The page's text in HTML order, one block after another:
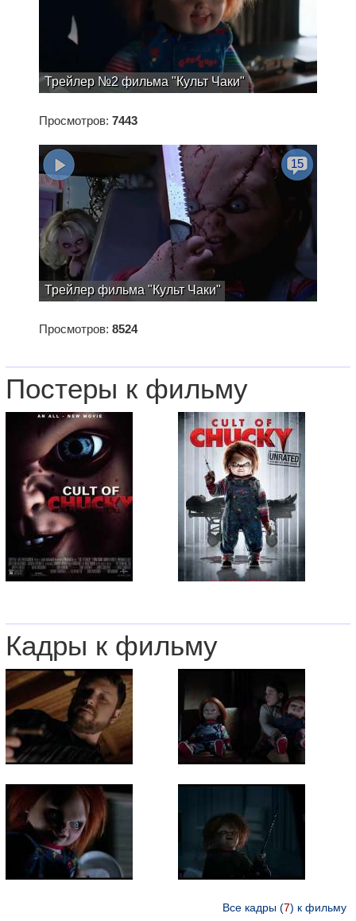
Трейлер №2 фильма "Культ Чаки"
Просмотров: 7443
Трейлер фильма "Культ Чаки"
15
Просмотров: 8524
Постеры к фильму
Кадры к фильму
Все кадры (7) к фильму